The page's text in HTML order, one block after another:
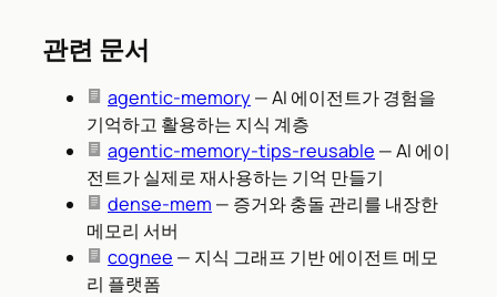
관련 문서
agentic-memory— AI 에이전트가 경험을
기억하고 활용하는 지식 계층
agentic-memory-tips-reusable — AI 에이
전트가 실제로 재사용하는 기억 만들기
dense-mem — 증거와 충돌 관리를 내장한
메모리 서버
cognee — 지식 그래프 기반 에이전트 메모
리 플랫폼